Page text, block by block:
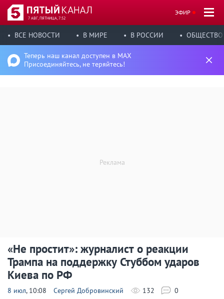
7 АВГ, ПЯТНИЦА, 7:52
ЭФИР
ВСЕ НОВОСТИ В МИРЕ В РОССИИ ОБЩЕСТВО
Теперь наш канал доступен в MAX
Присоединяйтесь, не теряйтесь!
«Не простит»: журналист о реакции
Трампа на поддержку Стуббом ударов
Киева по РФ
8 июл, 10:08 Сергей Добровинский 132 0